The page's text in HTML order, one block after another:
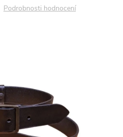
Podrobnosti hodnocení